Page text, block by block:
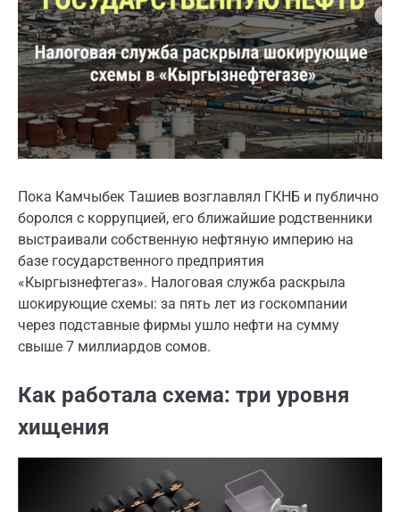
Пока Камчыбек Ташиев возглавлял ГКНБ и публично
боролся с коррупцией, его ближайшие родственники
выстраивали собственную нефтяную империю на
базе государственного предприятия
«Кыргызнефтегаз». Налоговая служба раскрыла
шокирующие схемы: за пять лет из госкомпании
через подставные фирмы ушло нефти на сумму
свыше 7 миллиардов сомов.
Как работала схема: три уровня
хищения